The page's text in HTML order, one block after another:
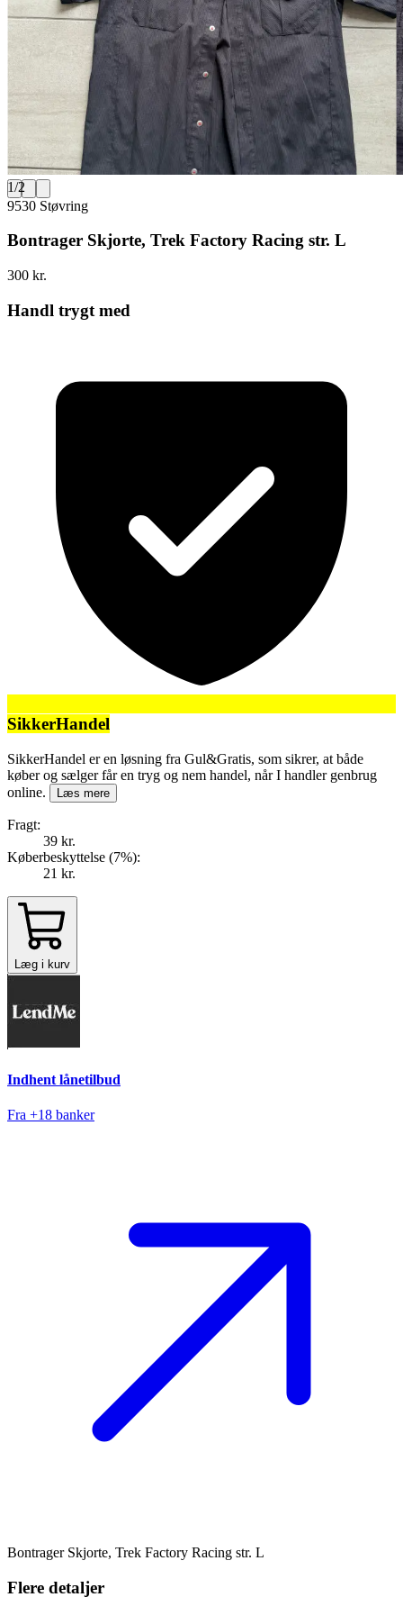
1/2
9530 Støvring
Bontrager Skjorte, Trek Factory Racing str. L
300 kr.
Handl trygt med
SikkerHandel
SikkerHandel er en løsning fra Gul&Gratis, som sikrer, at både
køber og sælger får en tryg og nem handel, når I handler genbrug
online.
Læs mere
Fragt:
39 kr.
Køberbeskyttelse (7%):
21 kr.
Læg i kurv
Indhent lånetilbud
Fra +18 banker
Bontrager Skjorte, Trek Factory Racing str. L
Flere detaljer